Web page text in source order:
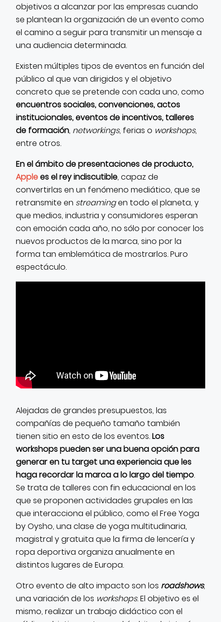
objetivos a alcanzar por las empresas cuando
se plantean la organización de un evento como
el camino a seguir para transmitir un mensaje a
una audiencia determinada.
Existen múltiples tipos de eventos en función del
público al que van dirigidos y el objetivo
concreto que se pretende con cada uno, como
encuentros sociales, convenciones, actos
institucionales, eventos de incentivos, talleres
de formación, networkings, ferias o workshops,
entre otros.
En el ámbito de presentaciones de producto,
Applees el rey indiscutible, capaz de
convertirlas en un fenómeno mediático, que se
retransmite en streamingen todo el planeta, y
que medios, industria y consumidores esperan
con emoción cada año, no sólo por conocer los
nuevos productos de la marca, sino por la
forma tan emblemática de mostrarlos. Puro
espectáculo.
Alejadas de grandes presupuestos, las
compañías de pequeño tamaño también
tienen sitio en esto de los eventos.Los
workshops pueden ser una buena opción para
generar en tu target una experiencia que les
haga recordar la marca a lo largo del tiempo.
Se trata de talleres con fin educacional en los
que se proponen actividades grupales en las
que interacciona el público, como el Free Yoga
by Oysho, una clase de yoga multitudinaria,
magistral y gratuita que la firma de lencería y
ropa deportiva organiza anualmente en
distintos lugares de Europa.
Otro evento de alto impacto son los roadshows,
una variación de los workshops. El objetivo es el
mismo, realizar un trabajo didáctico con el